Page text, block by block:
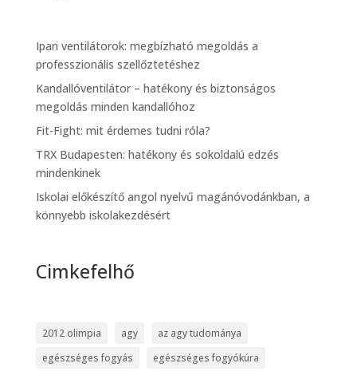
Ipari ventilátorok: megbízható megoldás a
professzionális szellőztetéshez
Kandallóventilátor – hatékony és biztonságos
megoldás minden kandallóhoz
Fit-Fight: mit érdemes tudni róla?
TRX Budapesten: hatékony és sokoldalú edzés
mindenkinek
Iskolai előkészítő angol nyelvű magánóvodánkban, a
könnyebb iskolakezdésért
Cimkefelhő
2012 olimpia agy
az agy tudománya
egészséges fogyás
egészséges fogyókúra